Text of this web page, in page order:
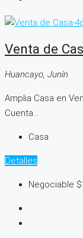
Venta de
Huancayo, Junín
Amplia Casa en
Cuenta...
Casa
Detalles
Negociable